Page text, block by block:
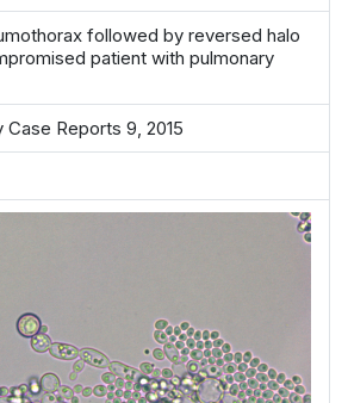
300
followed by reversed halo
patient with pulmonary
Reports 9, 2015